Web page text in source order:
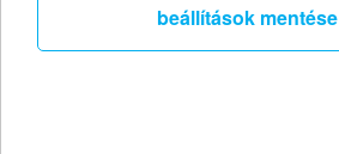
beállítások mentése